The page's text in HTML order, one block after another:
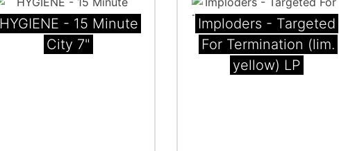
HYGIENE - 15 Minute
City 7"
Imploders - Targeted
For Termination (lim.
yellow) LP